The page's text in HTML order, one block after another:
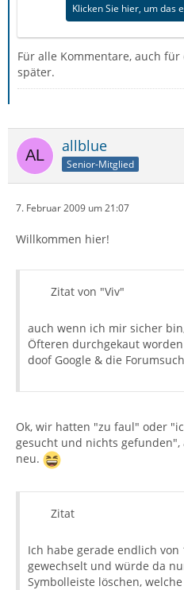
Klicken Sie hier, um das
Für alle Kommentare, auch
später.
allblue
Senior-Mitglied
7. Februar 2009 um 21:07
Willkommen hier!
Zitat von "Viv"
auch wenn ich mir sicher
Öfteren durchgekaut
doof Google & die
Ok, wir hatten "zu faul" oder
gesucht und nichts
neu.
Zitat
Ich habe gerade endlich
gewechselt und würde da
Symbolleiste löschen,